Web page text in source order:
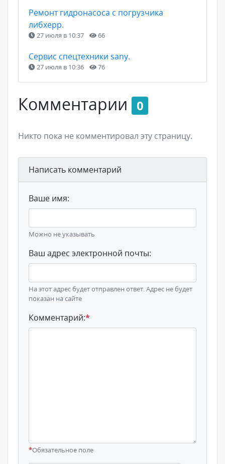
Ремонт гидронасоса с погрузчика
либхерр.
27 июля в 10:37 66
Сервис спецтехники sany.
27 июля в 10:36 76
Комментарии 0
Никто пока не комментировал эту страницу.
Написать комментарий
Ваше имя:
Можно не указывать
Ваш адрес электронной почты:
На этот адрес будет отправлен ответ. Адрес не будет
показан на сайте
Комментарий:*
*Обязательное поле